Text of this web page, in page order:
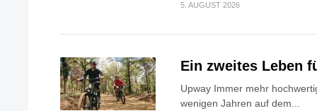
5. AUGUST 2026
Ein zweites Leben
Upway Immer mehr
wenigen Jahren auf dem...